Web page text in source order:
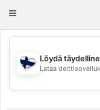
Toggle
💖
Löydä
Lataa